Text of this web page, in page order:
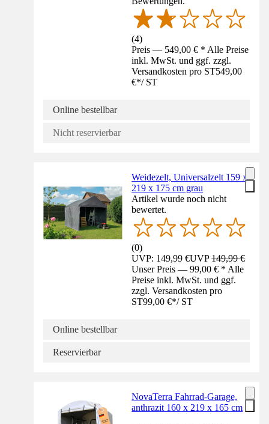
(4)
Preis — 549,00 € * Alle Preise
inkl. MwSt. und ggf. zzgl.
Versandkosten pro ST549,00
€*/ ST
Online bestellbar
Nicht reservierbar
Weidezelt, Universalzelt 159 x
219 x 175 cm grau
Artikel wurde noch nicht
bewertet.
(0)
UVP: 149,99 €UVP149,99 €
Unser Preis — 99,00 € * Alle
Preise inkl. MwSt. und ggf.
zzgl. Versandkosten pro
ST99,00 €*/ ST
Online bestellbar
Reservierbar
NovaTerra Fahrrad-Garage,
anthrazit 160 x 219 x 165 cm